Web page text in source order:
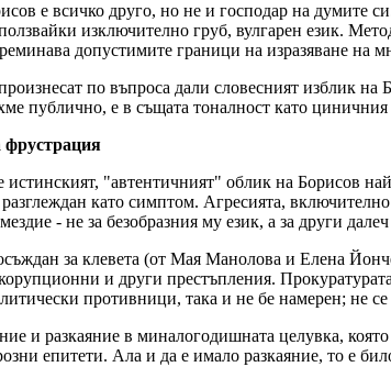
е всичко друго, но не и господар на думите
изключително груб, вулгарен език.
допустимите граници на изразяване на
по въпроса дали словесният изблик
публично, е в същата тоналност като
фрустрация
истинският, "автентичният" облик на Борисов
като симптом. Агресията,
- не за безобразния му език, а за други
за клевета (от Мая Манолова и Елена
и други престъпления.
противници, така и не бе намерен; не
и разкаяние в миналогодишната целувка,
епитети. Ала и да е имало разкаяние, то е